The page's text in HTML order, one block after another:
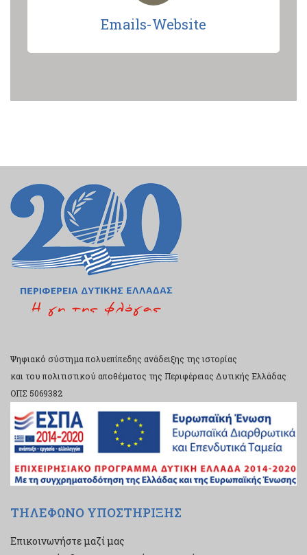
Emails-Website
Ψηφιακό σύστημα πολυεπίπεδης ανάδειξης της ιστορίας
και του πολιτιστικού αποθέματος της Περιφέρειας Δυτικής Ελλάδας
ΟΠΣ 5069382
ΤΗΛΕΦΩΝΟ ΥΠΟΣΤΗΡΙΞΗΣ
Επικοινωνήστε μαζί μας